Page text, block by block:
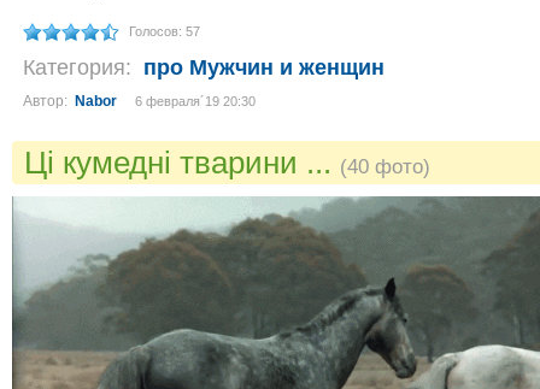
Голосов: 57
Категория: про Мужчин и женщин
Автор: Nabor 6 февраля´19 20:30
Ці кумедні тварини ... (40 фото)